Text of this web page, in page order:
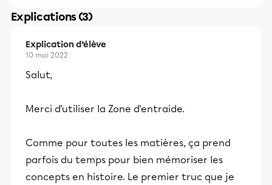
Explications (3)
Explication d’élève
10 mai 2022
Salut,
Merci d'utiliser la Zone d'entraide.
Comme pour toutes les matières, ça prend
parfois du temps pour bien mémoriser les
concepts en histoire. Le premier truc que je